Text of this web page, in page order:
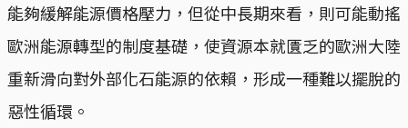
能夠緩解能源價格壓力，但從中長期來看，則可能動搖
歐洲能源轉型的制度基礎，使資源本就匱乏的歐洲大陸
重新滑向對外部化石能源的依賴，形成一種難以擺脫的
惡性循環。